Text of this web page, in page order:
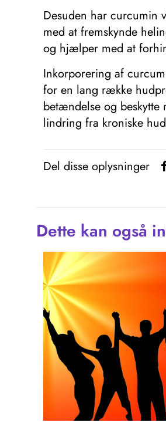
Desuden har curcumin
med at fremskynde
og hjælper med at
Inkorporering af
for en lang række
betændelse og
lindring fra kroniske
Del disse oplysninger
Dette kan også